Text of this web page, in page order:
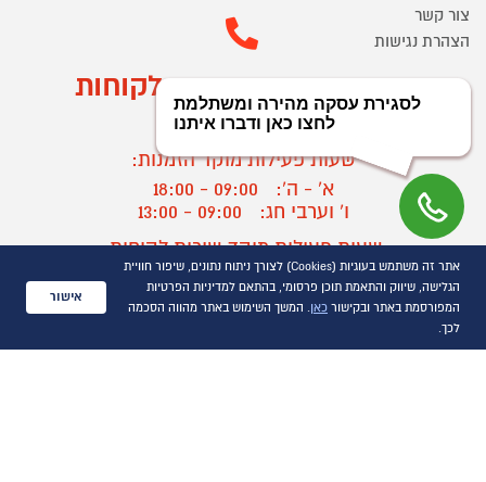
צור קשר
הצהרת נגישות
מוקד הזמנות ושירות לקוחות
03-9545370
שעות פעילות מוקד הזמנות:
א' - ה':
09:00 - 18:00
ו' וערבי חג:
09:00 - 13:00
שעות פעילות מוקד שירות לקוחות:
א' - ד':
09:00 - 16:30
ה :
09:00 - 16:00
חול המועד
?
אתר זה משתמש בעוגיות (Cookies) לצורך ניתוח נתונים, שיפור חוויית
הגלישה, שיווק והתאמת תוכן פרסומי, בהתאם למדיניות הפרטיות
המפורסמת באתר ובקישור כאן. המשך השימוש באתר מהווה הסכמה
לכך.
אישור